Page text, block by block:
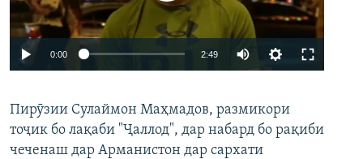
Auto 240p 360p 480p
0:00 2:49
360p
480p
Пирӯзии Сулаймон Маҳмадов, размикори
тоҷик бо лақаби "Ҷаллод", дар набард бо рақиби
чеченаш дар Арманистон дар сархати